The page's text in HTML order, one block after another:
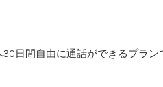
日間自由に通話ができるプラ